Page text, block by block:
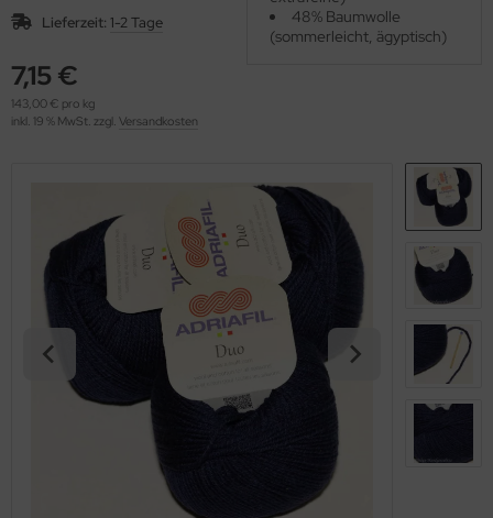
Lieferzeit: 1-2 Tage
7,15 €
143,00 € pro kg
inkl. 19 % MwSt. zzgl. Versandkosten
48% Baumwolle
(sommerleicht, ägyptisch)
(276)